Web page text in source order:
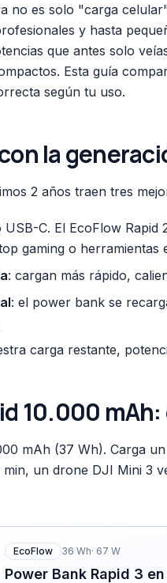
no es solo "carga
y hasta
que antes solo
Esta guía
según tu uso.
la
2 años traen tres
USB-C. El EcoFlow
gaming o herramientas
: cargan más rápido,
: el power bank se
carga restante,
10.000
mAh (37 Wh). Carga
un drone DJI Mini 3
EcoFlow 36 Wh· 67 W
Power Bank Rapid 3